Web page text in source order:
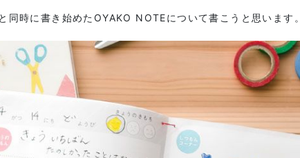
同時に書き始めたOYAKO NOTEについて書こうと思います。